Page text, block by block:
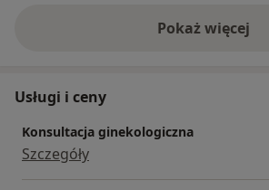
Pokaż więcej
o
Usługi i ceny
Konsultacja ginekologiczna
Szczegóły